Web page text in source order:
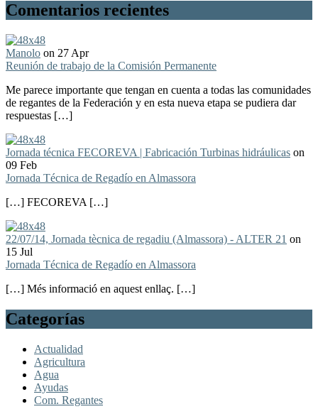
Comentarios recientes
Manolo on 27 Apr
Reunión de trabajo de la Comisión Permanente
Me parece importante que tengan en cuenta a todas las comunidades
de regantes de la Federación y en esta nueva etapa se pudiera dar
respuestas […]
Jornada técnica FECOREVA | Fabricación Turbinas hidráulicas on
09 Feb
Jornada Técnica de Regadío en Almassora
[…] FECOREVA […]
22/07/14, Jornada tècnica de regadiu (Almassora) - ALTER 21 on
15 Jul
Jornada Técnica de Regadío en Almassora
[…] Més informació en aquest enllaç. […]
Categorías
Actualidad
Agricultura
Agua
Ayudas
Com. Regantes